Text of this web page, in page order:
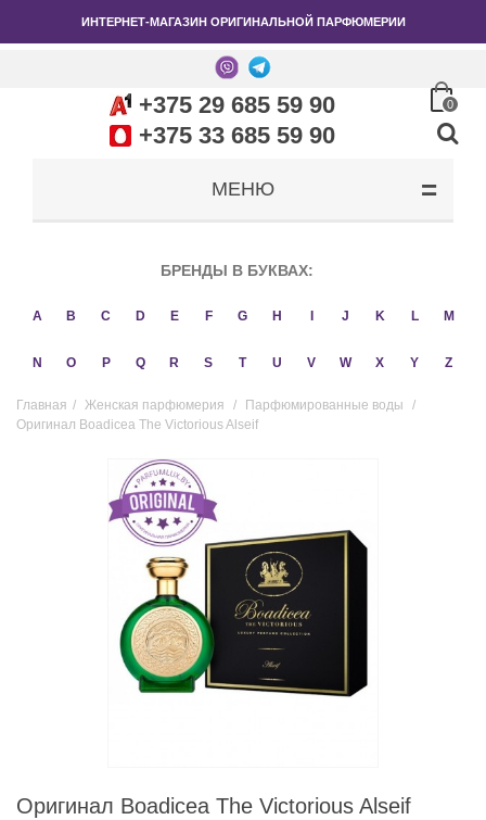
ИНТЕРНЕТ-МАГАЗИН ОРИГИНАЛЬНОЙ ПАРФЮМЕРИИ
+375 29 685 59 90
+375 33 685 59 90
0
МЕНЮ
БРЕНДЫ В БУКВАХ:
A B C D E F G H J K L M
N O P Q R S T U V W X Y Z
Главная / Женская парфюмерия / Парфюмированные воды
/
Оригинал Boadicea The Victorious Alseif
Оригинал Boadicea The Victorious Alseif